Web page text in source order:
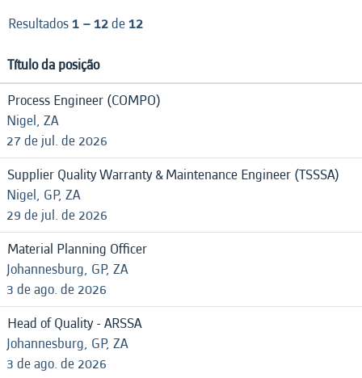
Resultados1 – 12de12
Título da posição
Process Engineer (COMPO)
Nigel, ZA
27 de jul. de 2026
Supplier Quality Warranty & Maintenance Engineer (TSSSA)
Nigel, GP, ZA
29 de jul. de 2026
Material Planning Officer
Johannesburg, GP, ZA
3 de ago. de 2026
Head of Quality - ARSSA
Johannesburg, GP, ZA
3 de ago. de 2026